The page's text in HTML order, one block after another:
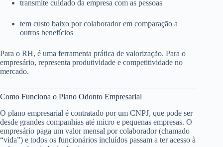
transmite cuidado da empresa com as pessoas
tem custo baixo por colaborador em comparação a
outros benefícios
Para o RH, é uma ferramenta prática de valorização. Para o
empresário, representa produtividade e competitividade no
mercado.
Como Funciona o Plano Odonto Empresarial
O plano empresarial é contratado por um CNPJ, que pode ser
desde grandes companhias até micro e pequenas empresas. O
empresário paga um valor mensal por colaborador (chamado
“vida”) e todos os funcionários incluídos passam a ter acesso à